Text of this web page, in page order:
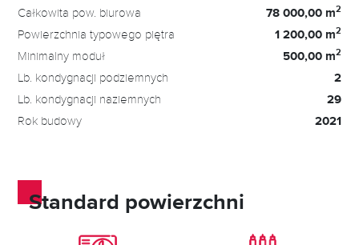
Całkowita pow. biurowa 78 000,00 m2
Powierzchnia typowego piętra 1 200,00 m2
Minimalny moduł 500,00 m2
Lb. kondygnacji podziemnych 2
Lb. kondygnacji naziemnych 29
Rok budowy 2021
Standard powierzchni